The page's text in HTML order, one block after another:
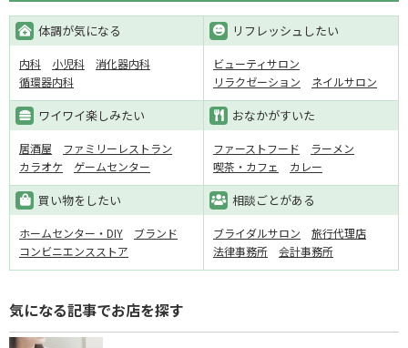
体調が気になる
内科 小児科
消化器内科
循環器内科
リフレッシュしたい
ビューティサロン
リラクゼーション
ネイルサロン
ワイワイ楽しみたい
居酒屋
ファミリーレストラン
カラオケ
ゲームセンター
おなかがすいた
ファーストフード
ラーメン
喫茶・カフェ
カレー
買い物をしたい
ホームセンター・DIY
ブランド
コンビニエンスストア
相談ごとがある
ブライダルサロン
旅行代理店
法律事務所
会計事務所
気になる記事でお店を探す